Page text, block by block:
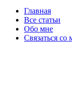
Главная
Все статьи
Обо мне
Связаться со